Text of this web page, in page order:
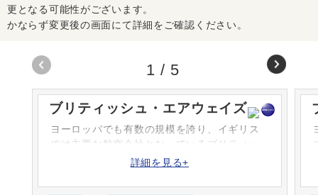
更となる可能性がございます。
かならず変更後の画面にて詳細をご確認ください。
ブリティッシュ・エアウェイズ
ヨーロッパでも有数の規模を誇り、イギリス
では主要な航空会社となっているブリティッ
シュエアウェイズ。日本からロンドンまでの
ド創立のメンバーのひとつであり、ロンド
詳細を見る+
1 / 5